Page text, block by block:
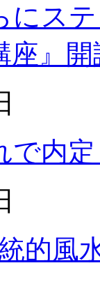
にス
座』開
で内
的風